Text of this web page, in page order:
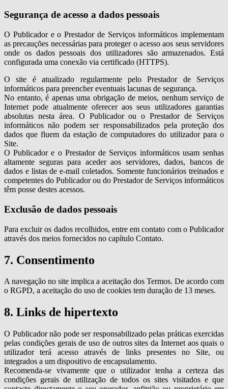
Segurança de acesso a dados pessoais
O Publicador e o Prestador de Serviços informáticos implementam
as precauções necessárias para proteger o acesso aos seus servidores
onde os dados pessoais dos utilizadores são armazenados. Está
configurada uma conexão via certificado (HTTPS).
O site é atualizado regularmente pelo Prestador de Serviços
informáticos para preencher eventuais lacunas de segurança.
No entanto, é apenas uma obrigação de meios, nenhum serviço de
Internet pode atualmente oferecer aos seus utilizadores garantias
absolutas nesta área. O Publicador ou o Prestador de Serviços
informáticos não podem ser responsabilizados pela proteção dos
dados que fluem da estação de computadores do utilizador para o
Site.
O Publicador e o Prestador de Serviços informáticos usam senhas
altamente seguras para aceder aos servidores, dados, bancos de
dados e listas de e-mail coletados. Somente funcionários treinados e
competentes do Publicador ou do Prestador de Serviços informáticos
têm posse destes acessos.
Exclusão de dados pessoais
Para excluir os dados recolhidos, entre em contato com o Publicador
através dos meios fornecidos no capítulo Contato.
7. Consentimento
A navegação no site implica a aceitação dos Termos. De acordo com
o RGPD, a aceitação do uso de cookies tem duração de 13 meses.
8. Links de hipertexto
O Publicador não pode ser responsabilizado pelas práticas exercidas
pelas condições gerais de uso de outros sites da Internet aos quais o
utilizador terá acesso através de links presentes no Site, ou
integrados a um dispositivo de encapsulamento.
Recomenda-se vivamente que o utilizador tenha a certeza das
condições gerais de utilização de todos os sites visitados e que